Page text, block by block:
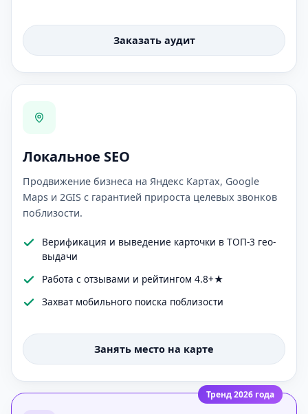
Заказать аудит
Локальное SEO
Продвижение бизнеса на Яндекс Картах, Google
Maps и 2GIS с гарантией прироста целевых звонков
поблизости.
Верификация и выведение карточки в ТОП-3 гео-
выдачи
Работа с отзывами и рейтингом 4.8+★
Захват мобильного поиска поблизости
Занять место на карте
Тренд 2026 года